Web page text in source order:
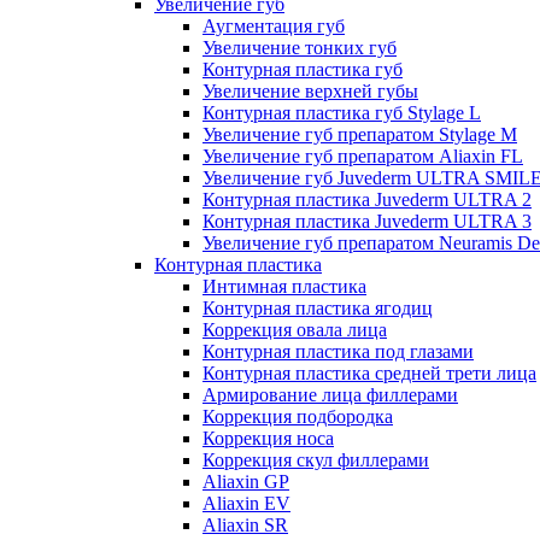
Увеличение губ
Аугментация губ
Увеличение тонких губ
Контурная пластика губ
Увеличение верхней губы
Контурная пластика губ Stylage L
Увеличение губ препаратом Stylage M
Увеличение губ препаратом Aliaxin FL
Увеличение губ Juvederm ULTRA
Контурная пластика Juvederm ULTRA 2
Контурная пластика Juvederm ULTRA 3
Увеличение губ препаратом Neuramis
Контурная пластика
Интимная пластика
Контурная пластика ягодиц
Коррекция овала лица
Контурная пластика под глазами
Контурная пластика средней трети лица
Армирование лица филлерами
Коррекция подбородка
Коррекция носа
Коррекция скул филлерами
Aliaxin GP
Aliaxin EV
Aliaxin SR